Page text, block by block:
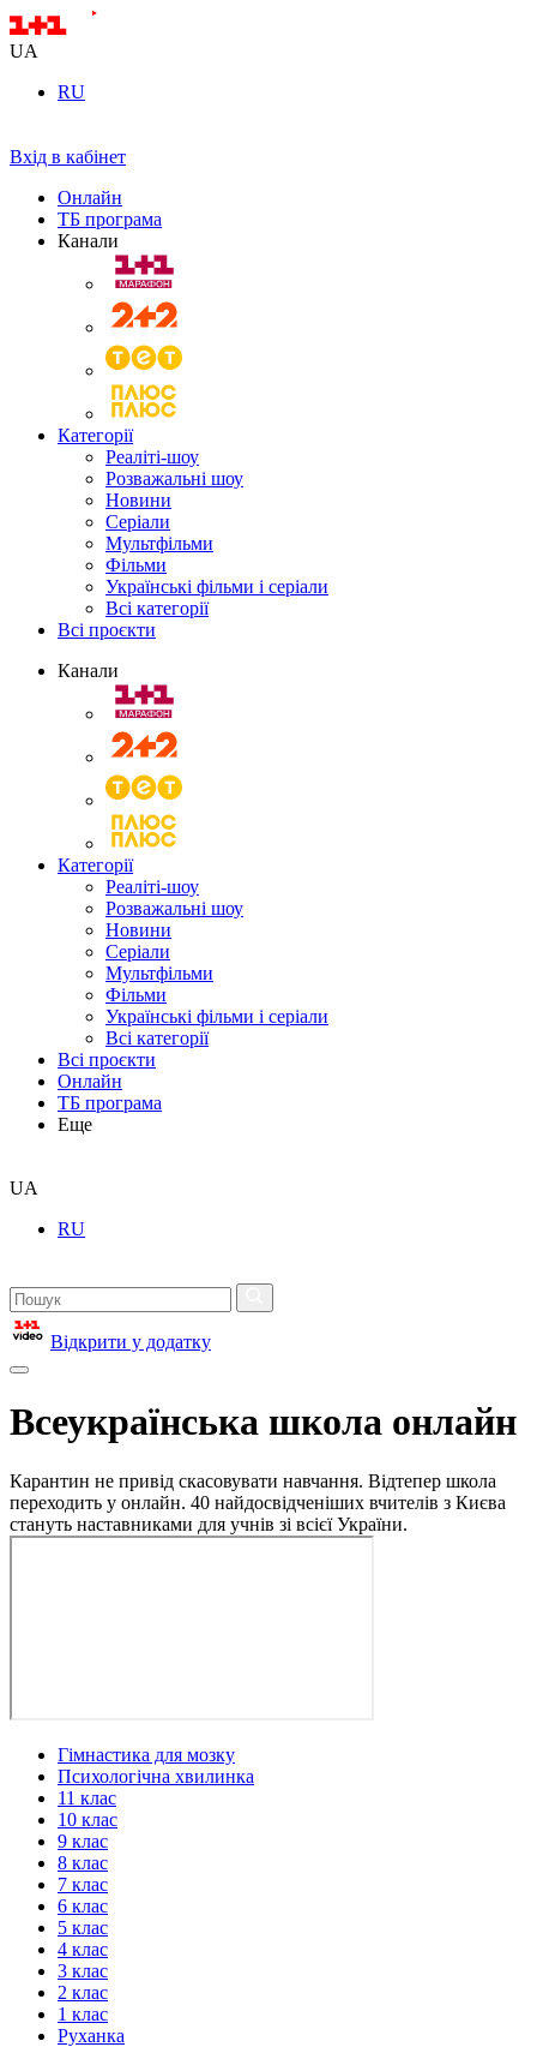
UA
RU
Вхід в кабінет
Онлайн
ТБ програма
Канали
Категорії
Реаліті-шоу
Розважальні шоу
Новини
Серіали
Мультфільми
Фільми
Українські фільми і серіали
Всі категорії
Всі проєкти
Канали
Категорії
Реаліті-шоу
Розважальні шоу
Новини
Серіали
Мультфільми
Фільми
Українські фільми і серіали
Всі категорії
Всі проєкти
Онлайн
ТБ програма
Еще
UA
RU
Відкрити у додатку
Всеукраїнська школа онлайн
Карантин не привід скасовувати навчання. Відтепер школа
переходить у онлайн. 40 найдосвідченіших вчителів з Києва
стануть наставниками для учнів зі всієї України.
Гімнастика для мозку
Психологічна хвилинка
11 клас
10 клас
9 клас
8 клас
7 клас
6 клас
5 клас
4 клас
3 клас
2 клас
1 клас
Руханка